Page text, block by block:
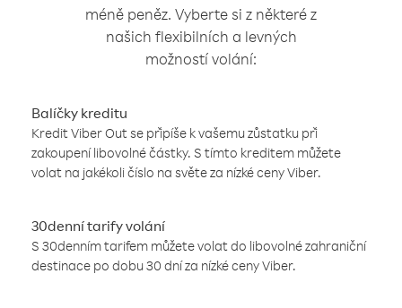
méně peněz. Vyberte si z některé z
našich flexibilních a levných
možností volání:
Balíčky kreditu
Kredit Viber Out se připíše k vašemu zůstatku při
zakoupení libovolné částky. S tímto kreditem můžete
volat na jakékoli číslo na světe za nízké ceny Viber.
30denní tarify volání
S 30denním tarifem můžete volat do libovolné zahraniční
destinace po dobu 30 dní za nízké ceny Viber.